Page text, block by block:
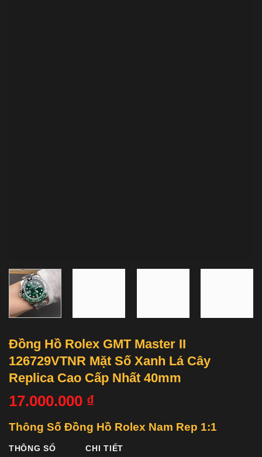
Đồng Hồ Rolex GMT Master II
126729VTNR Mặt Số Xanh Lá Cây
Replica Cao Cấp Nhất 40mm
17.000.000 ₫
Thông Số Đồng Hồ Rolex Nam Rep 1:1
THÔNG SỐ
CHI TIẾT